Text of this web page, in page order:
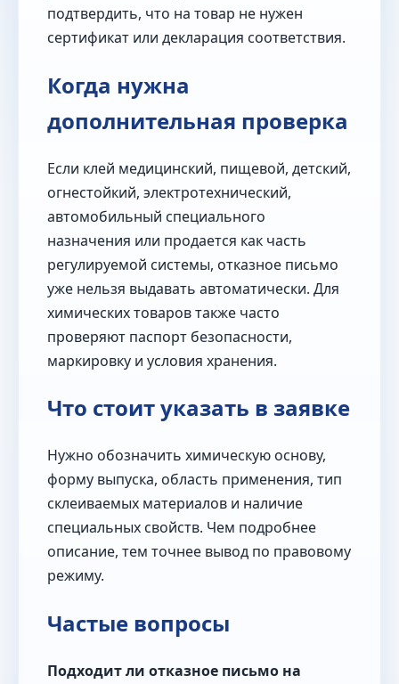
подтвердить, что на товар не нужен
сертификат или декларация соответствия.
Когда нужна
дополнительная проверка
Если клей медицинский, пищевой, детский,
огнестойкий, электротехнический,
автомобильный специального
назначения или продается как часть
регулируемой системы, отказное письмо
уже нельзя выдавать автоматически. Для
химических товаров также часто
проверяют паспорт безопасности,
маркировку и условия хранения.
Что стоит указать в заявке
Нужно обозначить химическую основу,
форму выпуска, область применения, тип
склеиваемых материалов и наличие
специальных свойств. Чем подробнее
описание, тем точнее вывод по правовому
режиму.
Частые вопросы
Подходит ли отказное письмо на